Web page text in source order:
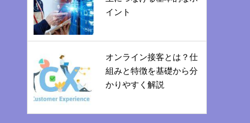
イント
オンライン接客とは？仕
組みと特徴を基礎から分
かりやすく解説